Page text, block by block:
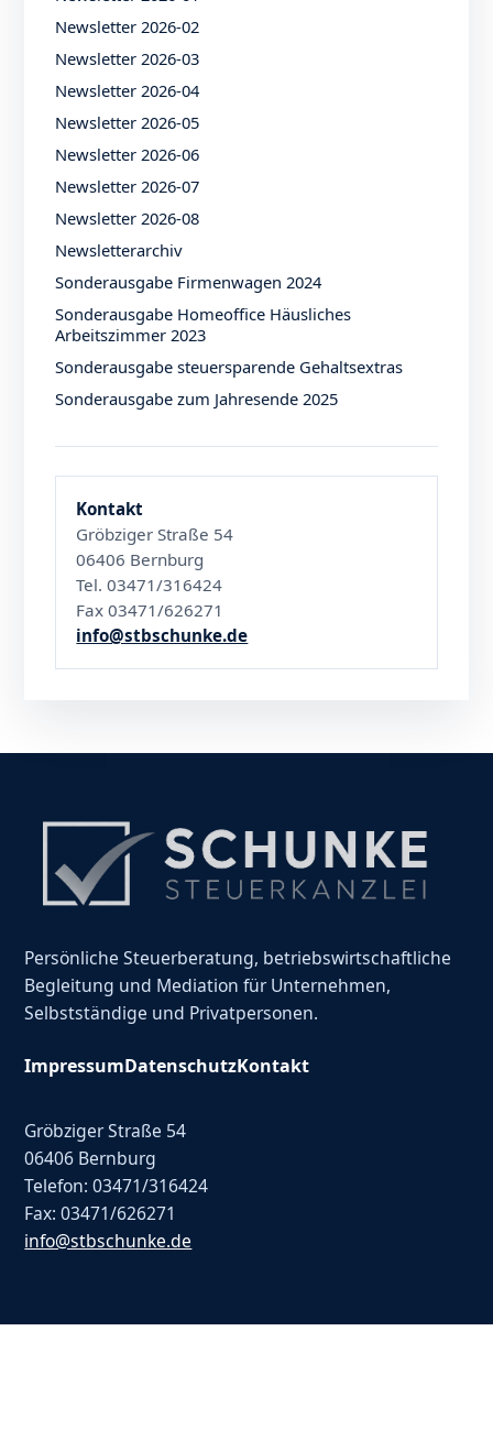
Newsletter 2026-02
Newsletter 2026-03
Newsletter 2026-04
Newsletter 2026-05
Newsletter 2026-06
Newsletter 2026-07
Newsletter 2026-08
Newsletterarchiv
Sonderausgabe Firmenwagen 2024
Sonderausgabe Homeoffice Häusliches
Arbeitszimmer 2023
Sonderausgabe steuersparende Gehaltsextras
Sonderausgabe zum Jahresende 2025
Kontakt
Gröbziger Straße 54
06406 Bernburg
Tel. 03471/316424
Fax 03471/626271
info@stbschunke.de
Persönliche Steuerberatung, betriebswirtschaftliche
Begleitung und Mediation für Unternehmen,
Selbstständige und Privatpersonen.
ImpressumDatenschutzKontakt
Gröbziger Straße 54
06406 Bernburg
Telefon: 03471/316424
Fax: 03471/626271
info@stbschunke.de